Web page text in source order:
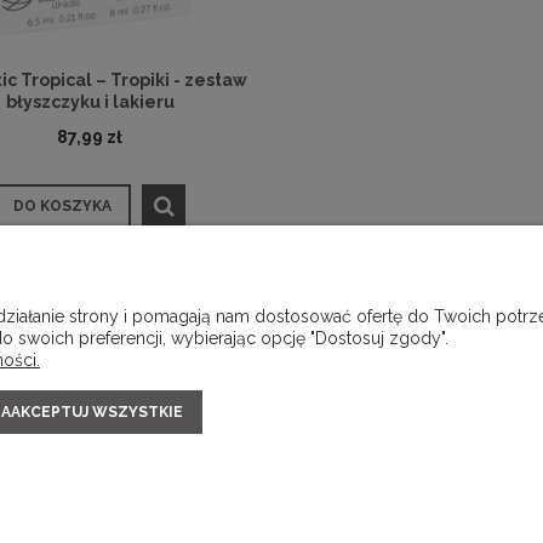
Tropical – Tropiki - zestaw
błyszczyku i lakieru
87,99 zł
DO KOSZYKA
konta
PŁATNOŚCI I DOSTAWA
Czas i koszty dostawy
strony i pomagają nam dostosować ofertę do Twoich
preferencji, wybierając opcję "Dostosuj zgody".
WSZYSTKIE